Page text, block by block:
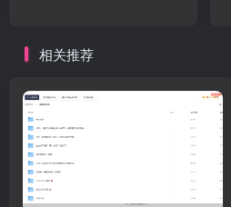
相关推荐